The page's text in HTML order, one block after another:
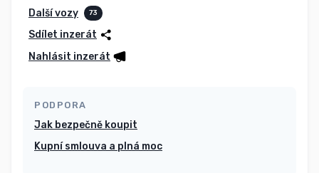
Další vozy 73
Sdílet inzerát
Nahlásit inzerát
PODPORA
Jak bezpečně koupit
Kupní smlouva a plná moc